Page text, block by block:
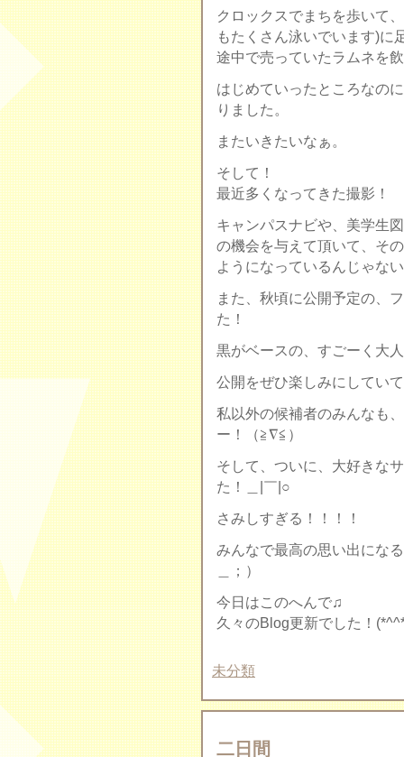
クロックスでまちを歩いて
もたくさん泳いでいます)に
途中で売っていたラムネを
はじめていったところなの
りました。
またいきたいなぁ。
そして！
最近多くなってきた撮影！
キャンパスナビや、美学生
の機会を与えて頂いて、そ
ようになっているんじゃな
また、秋頃に公開予定の、
た！
黒がベースの、すごーく大
公開をぜひ楽しみにしてい
私以外の候補者のみんなも
ー！（≧∇≦）
そして、ついに、大好きな
た！＿|￣|○
さみしすぎる！！！！
みんなで最高の思い出にな
＿；）
今日はこのへんで♫
久々のBlog更新でした！
未分類
二日間